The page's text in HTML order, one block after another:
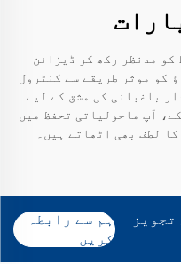
کو مدنظر رکھ کر ڈیزائن
کو موثر طریقے سے کنٹرول
باغبانی کی مشق کے لیے
آپ ماحولیاتی تحفظ میں
لطف بھی اٹھاتے ہیں۔
ہم سے رابطہ
کریں